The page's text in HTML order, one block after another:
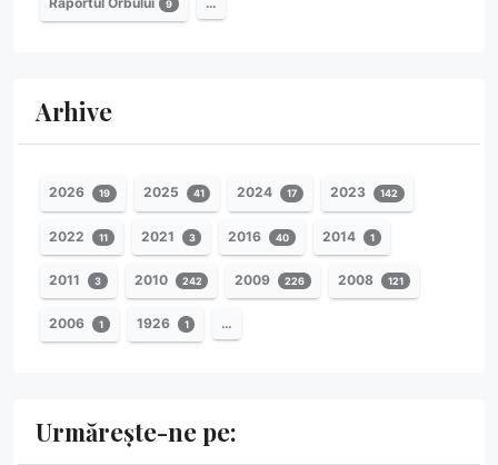
9
Arhive
2026 19 2025 41 2024 17 2023 142
2022 11 2021 3 2016 40 2014 1
2011 3 2010 242 2009 226 2008 121
2006 1 1926 1 …
Urmărește-ne pe: